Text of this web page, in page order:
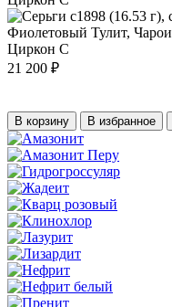
21 200 ₽
В корзину В избранное